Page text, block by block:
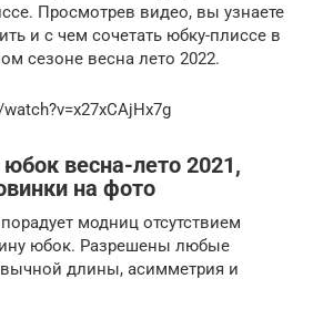
Просмотрев видео, вы узнаете
и с чем сочетать юбку-плиссе в
сезоне весна лето 2022.
весна-лето 2021,
на фото
модниц отсутствием
юбок. Разрешены любые
длины, асимметрия и